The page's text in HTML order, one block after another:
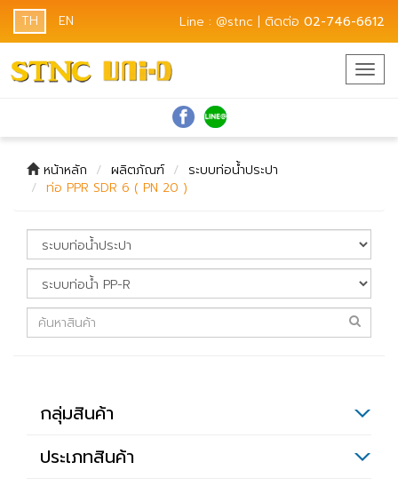
TH EN Line : @stnc | ติดต่อ 02-746-6612
หน้าหลัก ผลิตภัณฑ์
ระบบท่อน้ำประปา
ท่อ PPR SDR 6 ( PN 20 )
กลุ่มสินค้า
ประเภทสินค้า